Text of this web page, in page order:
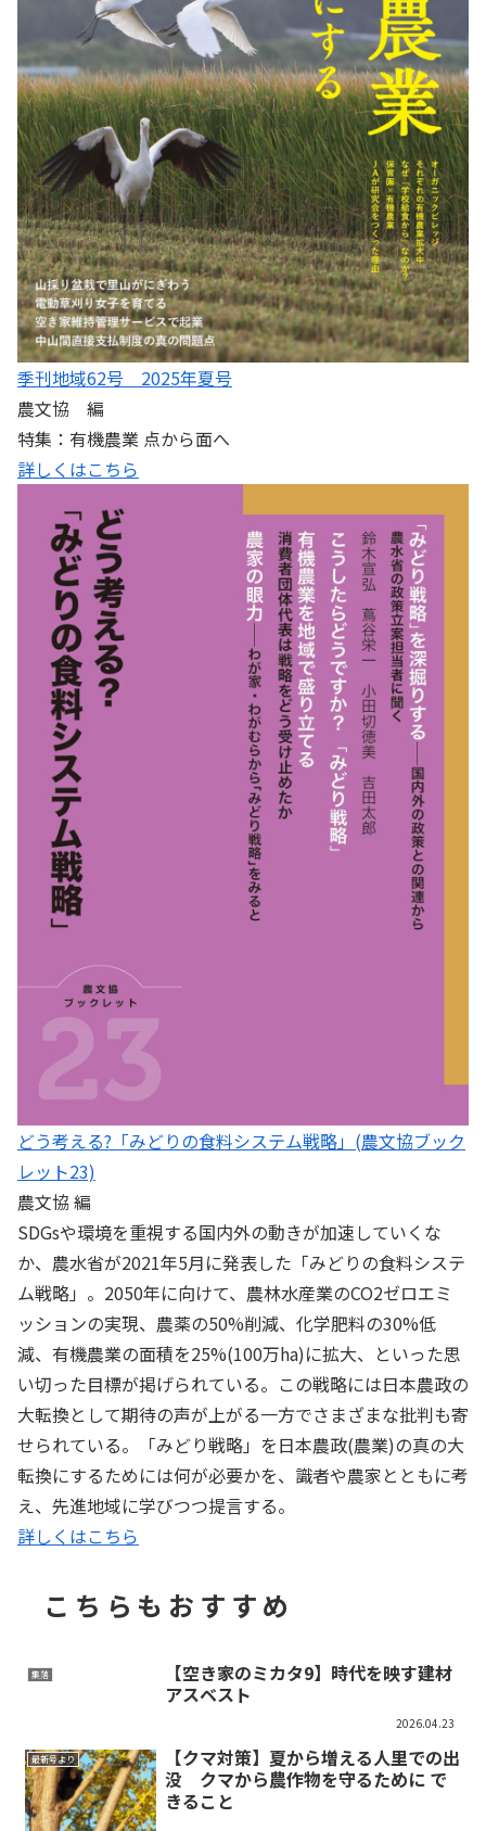
季刊地域62号 2025年夏号
農文協 編
特集：有機農業 点から面へ
詳しくはこちら
どう考える?「みどりの食料システム戦略」(農文協ブック
レット23)
農文協 編
SDGsや環境を重視する国内外の動きが加速していくな
か、農水省が2021年5月に発表した「みどりの食料システ
ム戦略」。2050年に向けて、農林水産業のCO2ゼロエミ
ッションの実現、農薬の50%削減、化学肥料の30%低
減、有機農業の面積を25%(100万ha)に拡大、といった思
い切った目標が掲げられている。この戦略には日本農政の
大転換として期待の声が上がる一方でさまざまな批判も寄
せられている。「みどり戦略」を日本農政(農業)の真の大
転換にするためには何が必要かを、識者や農家とともに考
え、先進地域に学びつつ提言する。
詳しくはこちら
こちらもおすすめ
集落
【空き家のミカタ9】時代を映す建材
アスベスト
2026.04.23
最新号より
【クマ対策】夏から増える人里での出
没 クマから農作物を守るために で
きること